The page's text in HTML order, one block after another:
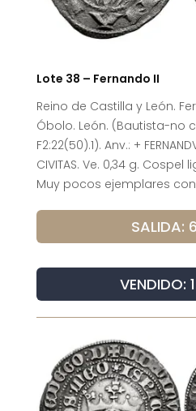
Lote 38 – Fernando II
Reino de Castilla y León.
Óbolo. León. (Bautista-no
F2:22(50).1). Anv.: +
CIVITAS. Ve. 0,34 g.
Muy pocos ejemplares
SALIDA:
VENDIDO: